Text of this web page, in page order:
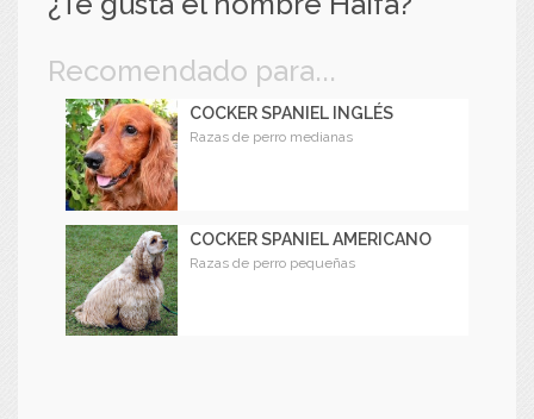
Recomendado para...
COCKER SPANIEL INGLÉS
Razas de perro medianas
COCKER SPANIEL AMERICANO
Razas de perro pequeñas